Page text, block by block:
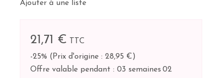
Ajouter à une liste
21,71 €
TTC
-25% ( Prix d'origine : 28,95 €)
Offre valable pendant : 03 semaines 02